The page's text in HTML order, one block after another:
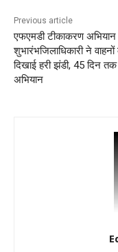
Previous article
एफएमडी टीकाकरण अभियान
शुभारंभजिलाधिकारी ने वाहनों
दिखाई हरी झंडी, 45 दिन
अभियान